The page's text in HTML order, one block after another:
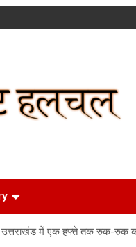
(कॉर्बेट
उत्तराखंड में एक हफ्ते तक रुक-रुक